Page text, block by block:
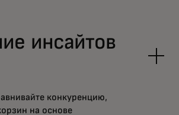
инсайтов
конкуренцию,
на основе